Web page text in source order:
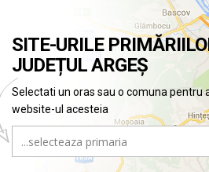
SITE-URILE
JUDEȚUL ARGEȘ
Selectati un oras sau o comuna pentru
website-ul acesteia